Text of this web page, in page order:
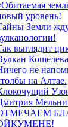
уровень!
Земли
выглядит
не
на Алтае.